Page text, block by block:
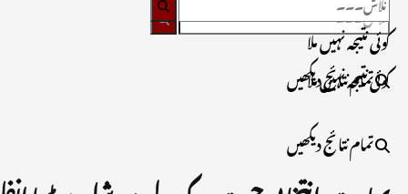
کوئی نتیجہ نہیں ملا
تمام نتائج دیکھیں
کوئی نتیجہ نہیں ملا
تمام نتائج دیکھیں